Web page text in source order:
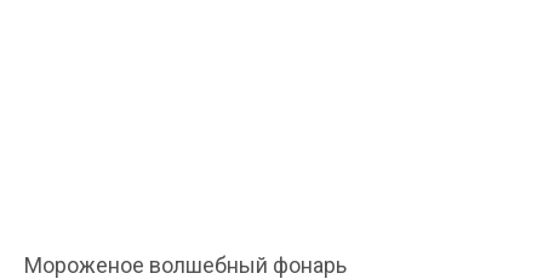
Мороженое волшебный фонарь